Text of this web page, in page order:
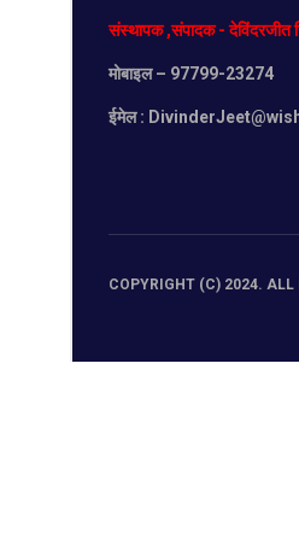
संस्थापक,संपादक-देविंदरजीत
मोबाइल– 97799-23274
ईमेल :
COPYRIGHT (C) 2024. ALL